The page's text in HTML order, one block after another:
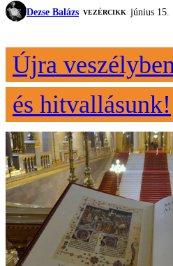
Dezse Balázs VEZÉRCIKK június 15.
Újra
és hitvallásunk!